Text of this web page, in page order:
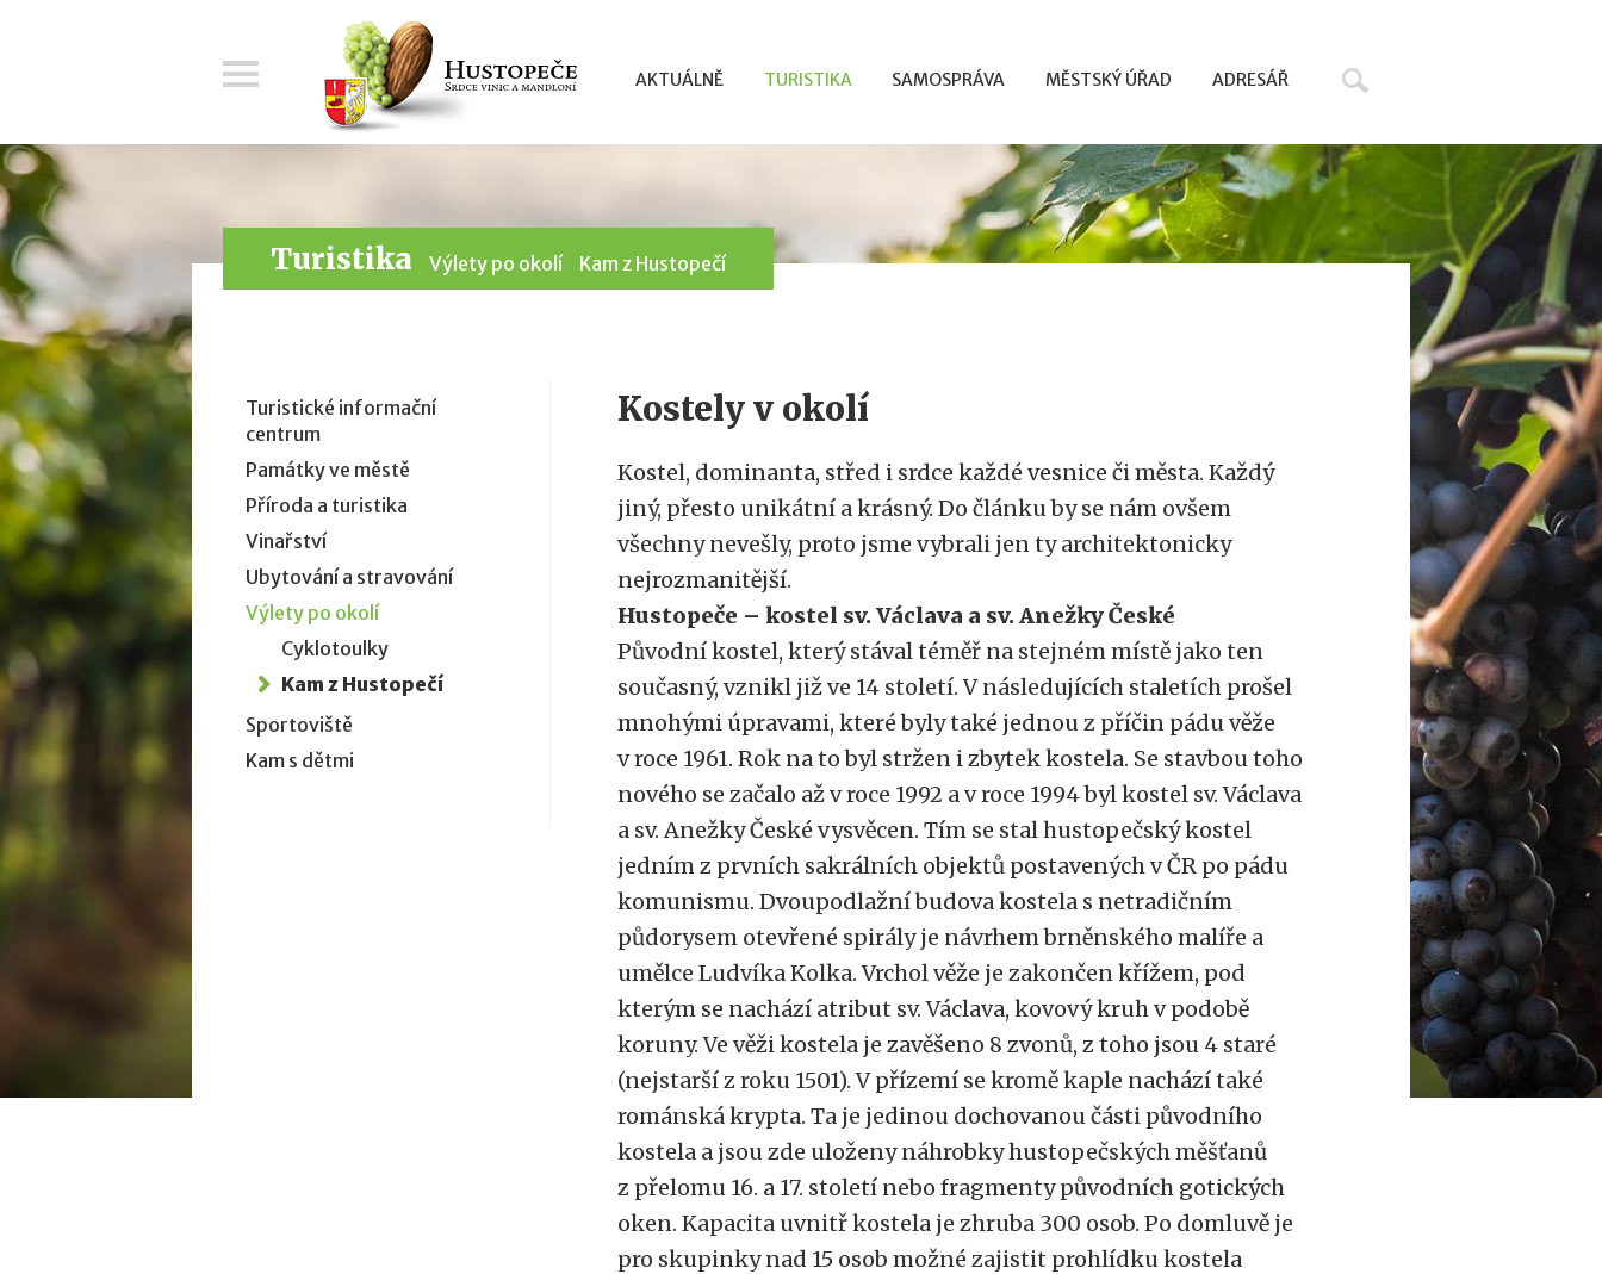
AKTUÁLNĚ TURISTIKA SAMOSPRÁVA MĚSTSKÝ ÚŘAD ADRESÁŘ
Turistika Výlety po okolí Kam z Hustopečí
Kostely v okolí
Kostel, dominanta, střed i srdce každé vesnice či města. Každý
jiný, přesto unikátní a krásný. Do článku by se nám ovšem
všechny nevešly, proto jsme vybrali jen ty architektonicky
nejrozmanitější.
Hustopeče – kostel sv. Václava a sv. Anežky České
Původní kostel, který stával téměř na stejném místě jako ten
současný, vznikl již ve 14 století. V následujících staletích prošel
mnohými úpravami, které byly také jednou z příčin pádu věže
v roce 1961. Rok na to byl stržen i zbytek kostela. Se stavbou toho
nového se začalo až v roce 1992 a v roce 1994 byl kostel sv. Václava
a sv. Anežky České vysvěcen. Tím se stal hustopečský kostel
jedním z prvních sakrálních objektů postavených v ČR po pádu
komunismu. Dvoupodlažní budova kostela s netradičním
půdorysem otevřené spirály je návrhem brněnského malíře a
umělce Ludvíka Kolka. Vrchol věže je zakončen křížem, pod
kterým se nachází atribut sv. Václava, kovový kruh v podobě
koruny. Ve věži kostela je zavěšeno 8 zvonů, z toho jsou 4 staré
(nejstarší z roku 1501). V přízemí se kromě kaple nachází také
románská krypta. Ta je jedinou dochovanou části původního
kostela a jsou zde uloženy náhrobky hustopečských měšťanů
z přelomu 16. a 17. století nebo fragmenty původních gotických
oken. Kapacita uvnitř kostela je zhruba 300 osob. Po domluvě je
pro skupinky nad 15 osob možné zajistit prohlídku kostela
Turistické informační
centrum
Památky ve městě
Příroda a turistika
Vinařství
Ubytování a stravování
Výlety po okolí
Cyklotoulky
Kam z Hustopečí
Sportoviště
Kam s dětmi